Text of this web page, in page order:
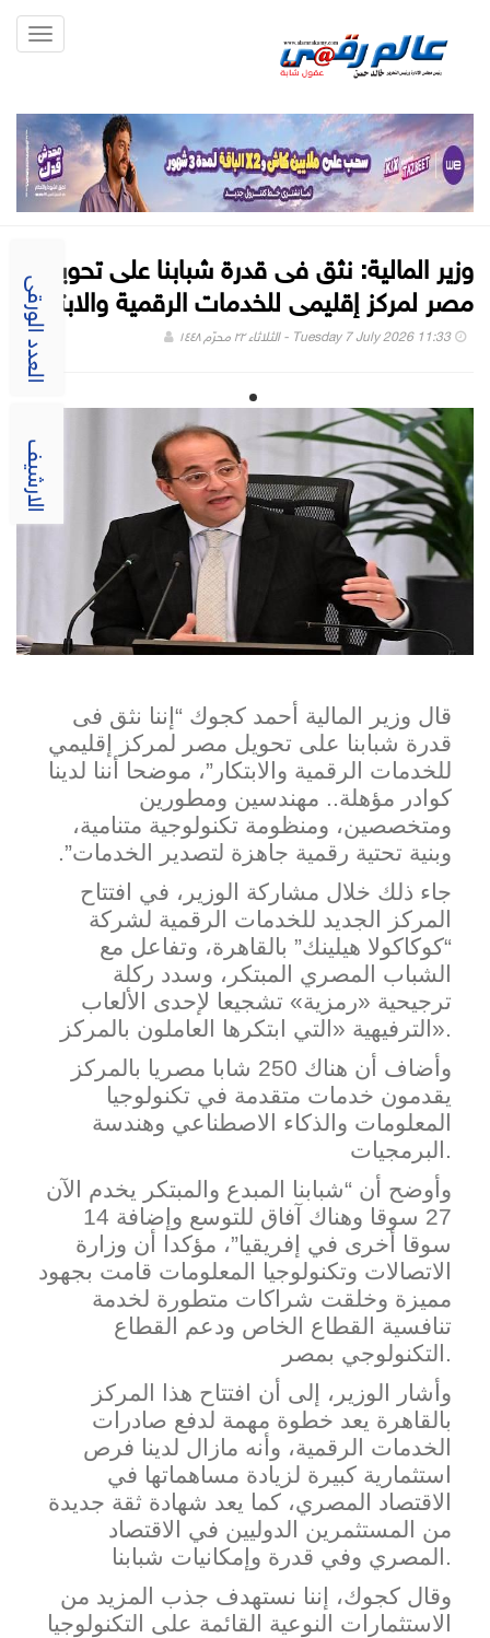
العدد الورقى
الارشيف
وزير المالية: نثق فى قدرة شبابنا على تحويل
مصر لمركز إقليمى للخدمات الرقمية والابتكار
Tuesday 7 July 2026 11:33 - الثلاثاء ٢٢ محرّم ١٤٤٨
قال وزير المالية أحمد كجوك “إننا نثق فى
قدرة شبابنا على تحويل مصر لمركز إقليمي
للخدمات الرقمية والابتكار”، موضحا أننا لدينا
كوادر مؤهلة.. مهندسين ومطورين
ومتخصصين، ومنظومة تكنولوجية متنامية،
وبنية تحتية رقمية جاهزة لتصدير الخدمات”.
جاء ذلك خلال مشاركة الوزير، في افتتاح
المركز الجديد للخدمات الرقمية لشركة
“كوكاكولا هيلينك” بالقاهرة، وتفاعل مع
الشباب المصري المبتكر، وسدد ركلة
ترجيحية «رمزية» تشجيعا لإحدى الألعاب
الترفيهية «التي ابتكرها العاملون بالمركز».
وأضاف أن هناك 250 شابا مصريا بال
مركز
يقدمون خدمات متقدمة في تكنولوجيا
المعلومات والذكاء الاصطناعي وهندسة
البرمجيات.
وأوضح أن “شبابنا المبدع والمبتكر يخدم الآن
27 سوقا وهناك آفاق للتوسع وإضافة 14
سوقا أخرى في إفريقيا”، مؤكدا أن وزارة
الاتصالات وتكنولوجيا المعلومات قامت بجهود
مميزة وخلقت شراكات متطورة لخدمة
تنافسية القطاع الخاص ودعم القطاع
التكنولوجي بمصر.
وأشار الوزير، إلى أن افتتاح هذا المركز
بالقاهرة يعد خطوة مهمة لدفع صادرات
الخدمات الرقمية، وأنه مازال لدينا فرص
استثمارية كبيرة لزيادة مساهماتها في
الاقتصاد المصري، كما يعد شهادة ثقة جديدة
من المستثمرين الدوليين في الاقتصاد
المصري وفي قدرة وإمكانيات شبابنا.
وقال كجوك، إننا نستهدف جذب المزيد من
الاستثمارات النوعية القائمة على التكنولوجيا